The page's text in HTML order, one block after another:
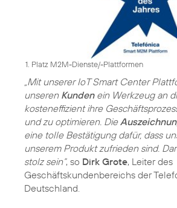
1. Platz M2M-Dienste/-Plattformen
„Mit unserer IoT Smart Center
unseren Kundenein Werkzeug an
kosteneffizient ihre
und zu optimieren. Die
eine tolle Bestätigung dafür, dass
unserem Produkt zufrieden sind.
stolz sein“, so Dirk Grote, Leiter des
Geschäftskundenbereichs der
Deutschland.